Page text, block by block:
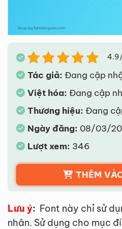
Tác giả: Đang cập
Việt hóa: Đang cập
Thương hiệu: Đang
Ngày đăng: 08/03/
Lượt xem: 346
THÊM
Lưu ý: Font này chỉ sử
nhân. Sử dụng cho mục